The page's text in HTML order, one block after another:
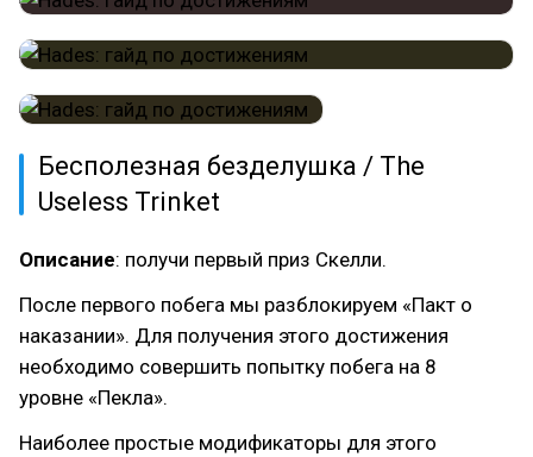
Бесполезная безделушка / The
Useless Trinket
Описание: получи первый приз Скелли.
После первого побега мы разблокируем «Пакт о
наказании». Для получения этого достижения
необходимо совершить попытку побега на 8
уровне «Пекла».
Наиболее простые модификаторы для этого